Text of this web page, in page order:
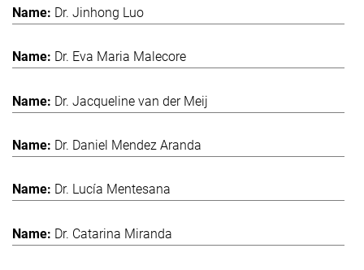
Dr. Jinhong Luo
Dr. Eva Maria Malecore
Dr. Jacqueline van der Meij
Dr. Daniel Mendez Aranda
Dr. Lucía Mentesana
Dr. Catarina Miranda